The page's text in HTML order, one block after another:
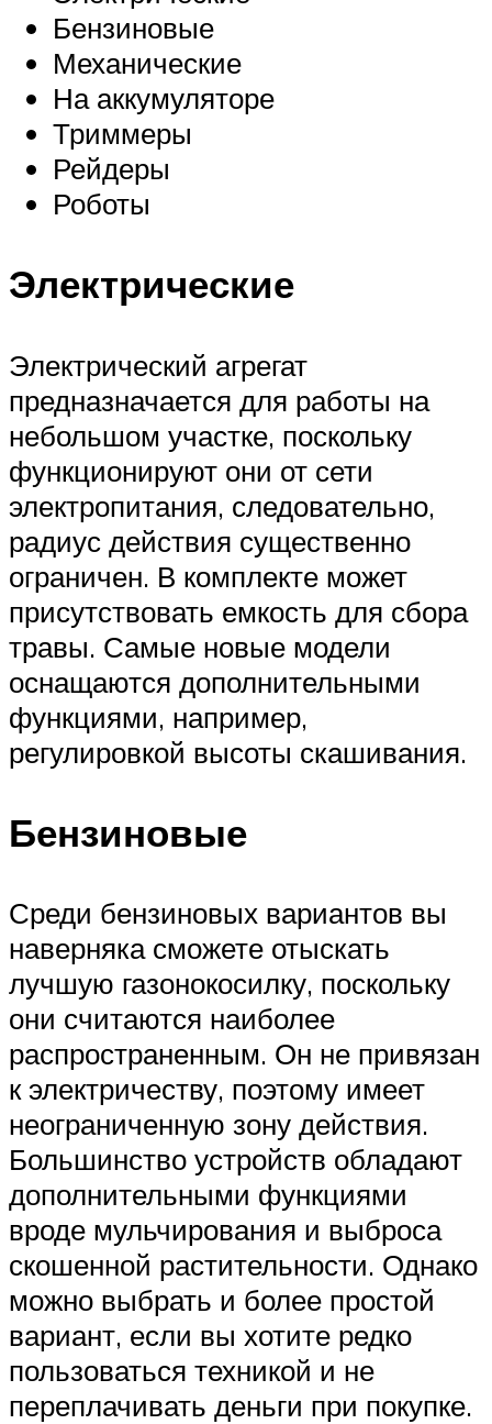
Бензиновые
Механические
На аккумуляторе
Триммеры
Рейдеры
Роботы
Электрические
Электрический агрегат
предназначается для работы на
небольшом участке, поскольку
функционируют они от сети
электропитания, следовательно,
радиус действия существенно
ограничен. В комплекте может
присутствовать емкость для сбора
травы. Самые новые модели
оснащаются дополнительными
функциями, например,
регулировкой высоты скашивания.
Бензиновые
Среди бензиновых вариантов вы
наверняка сможете отыскать
лучшую газонокосилку, поскольку
они считаются наиболее
распространенным. Он не привязан
к электричеству, поэтому имеет
неограниченную зону действия.
Большинство устройств обладают
дополнительными функциями
вроде мульчирования и выброса
скошенной растительности. Однако
можно выбрать и более простой
вариант, если вы хотите редко
пользоваться техникой и не
переплачивать деньги при покупке.